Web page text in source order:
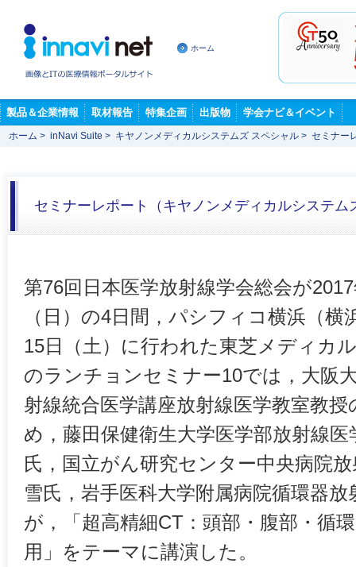
ホーム
製品＆企業情報 取材報告 特集企画 出版物 学会ナビ＆イベント
ホーム > inNavi Suite > キヤノンメディカルシステムズ スペシャル > セミナー
セミナーレポート（キヤノンメディカルシステム
第76回日本医学放射線学会総会が
（日）の4日間，パシフィコ横浜（
15日（土）に行われた東芝メディカ
のランチョンセミナー10では，大阪
射線統合医学講座放射線医学教室教
め，藤田保健衛生大学医学部放射線
氏，国立がん研究センター中央病院
雪氏，岩手医科大学附属病院循環器
が，「超高精細CT：頭部・腹部・循
用」をテーマに講演した。